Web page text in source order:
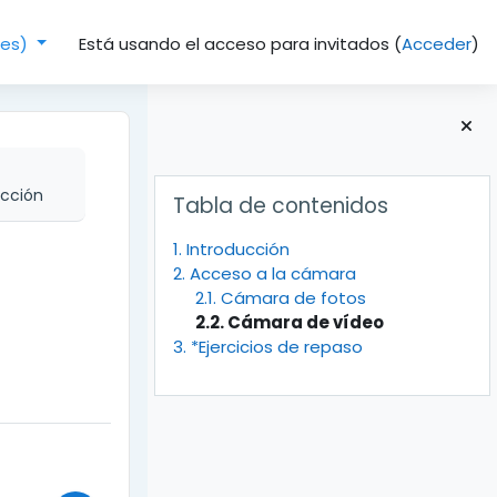
Está usando el acceso para invitados (Acceder)
Bloques
Tabla de contenidos
1. Introducción
2. Acceso a la cámara
2.1. Cámara de fotos
2.2. Cámara de vídeo
3. *Ejercicios de repaso